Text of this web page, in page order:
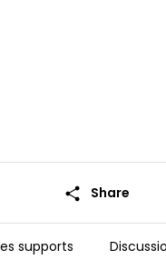
share Share
supports